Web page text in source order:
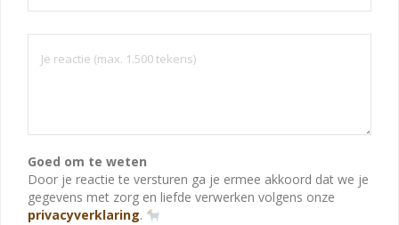
Goed om te weten
Door je reactie te versturen ga je ermee akkoord dat we je
gegevens met zorg en liefde verwerken volgens onze
privacyverklaring.